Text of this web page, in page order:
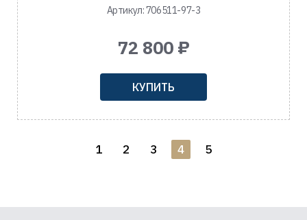
Артикул: 706511-97-3
72 800 ₽
КУПИТЬ
1 2 3 4 5